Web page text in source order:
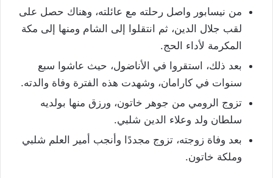
من نيسابور واصل رحلته مع عائلته، وهناك حصل على
لقب جلال الدين، ثم انتقلوا إلى الشام ومنها إلى مكة
المكرمة لأداء الحج.
بعد ذلك، استقروا في الأناضول، حيث عاشوا سبع
سنوات في كارامان، وشهدت هذه الفترة وفاة والدته.
تزوج الرومي من جوهر خاتون، ورزق منها بولديه
سلطان ولد وعلاء الدين شلبي.
بعد وفاة زوجته، تزوج مجددًا وأنجب أمير العلم شلبي
وملكة خاتون.